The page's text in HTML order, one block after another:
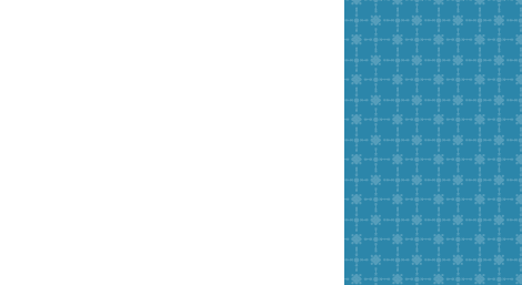
Nylon transparente